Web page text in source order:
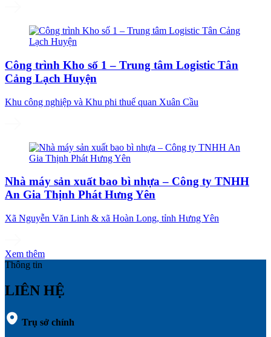
Công trình Kho số 1 – Trung tâm Logistic Tân
Cảng Lạch Huyện
Khu công nghiệp và Khu phi thuế quan Xuân Cầu
Nhà máy sản xuất bao bì nhựa – Công ty TNHH
An Gia Thịnh Phát Hưng Yên
Xã Nguyễn Văn Linh & xã Hoàn Long, tỉnh Hưng Yên
Xem thêm
Thông tin
LIÊN HỆ
Trụ sở chính